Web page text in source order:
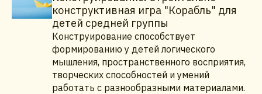
конструктивная игра "Корабль" для
детей средней группы
Конструирование способствует
формированию у детей логического
мышления, пространственного восприятия,
творческих способностей и умений
работать с разнообразными материалами.